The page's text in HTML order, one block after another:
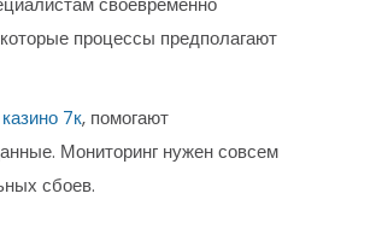
процессы предполагают
казино 7к, помогают
Мониторинг нужен совсем
сбоев.